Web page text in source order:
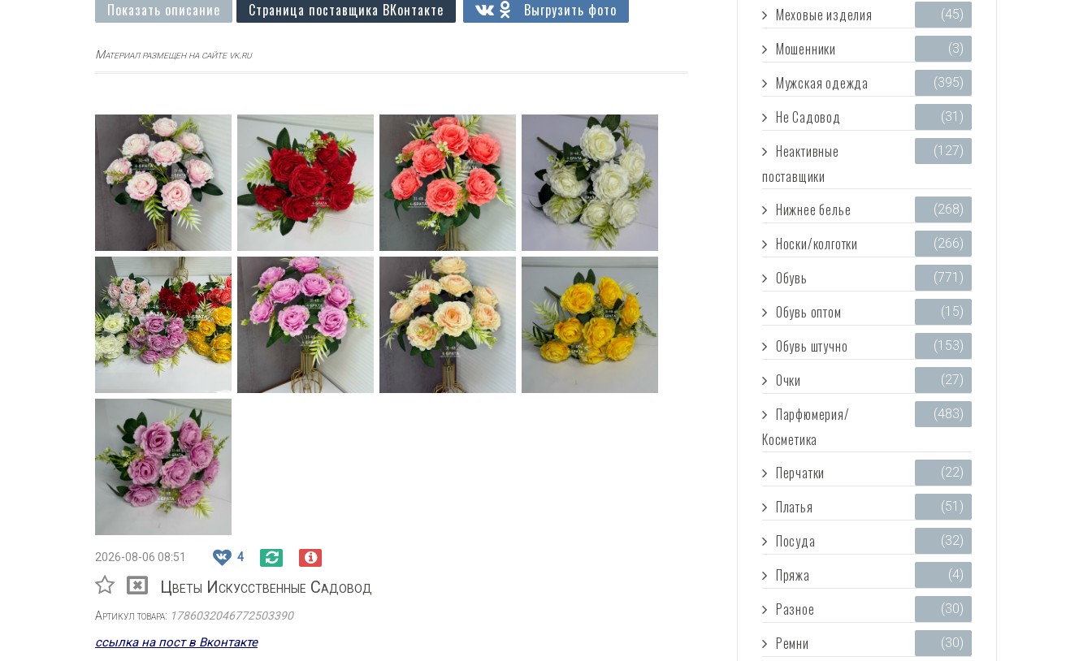
Показать описание Страница поставщика ВКонтакте Выгрузить фото
Материал размещен на сайте vk.ru
2026-08-06 08:51 4
Цветы Искусственные Садовод
Артикул товара: 1786032046772503390
ссылка на пост в Вконтакте
Меховые изделия (45)
Мошенники (3)
Мужская одежда (395)
Не Садовод (31)
Неактивные
поставщики
(127)
Нижнее белье (268)
Носки/колготки (266)
Обувь (771)
Обувь оптом (15)
Обувь штучно (153)
Очки (27)
Парфюмерия/
Косметика
(483)
Перчатки (22)
Платья (51)
Посуда (32)
Пряжа (4)
Разное (30)
Ремни (30)